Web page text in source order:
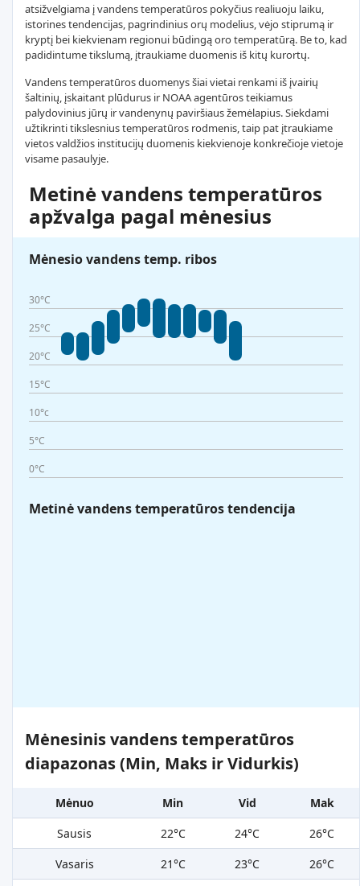
atsižvelgiama į vandens temperatūros pokyčius realiuoju laiku,
istorines tendencijas, pagrindinius orų modelius, vėjo stiprumą ir
kryptį bei kiekvienam regionui būdingą oro temperatūrą. Be to, kad
padidintume tikslumą, įtraukiame duomenis iš kitų kurortų.
Vandens temperatūros duomenys šiai vietai renkami iš įvairių
šaltinių, įskaitant plūdurus ir NOAA agentūros teikiamus
palydovinius jūrų ir vandenynų paviršiaus žemėlapius. Siekdami
užtikrinti tikslesnius temperatūros rodmenis, taip pat įtraukiame
vietos valdžios institucijų duomenis kiekvienoje konkrečioje vietoje
visame pasaulyje.
Metinė vandens temperatūros
apžvalga pagal mėnesius
Mėnesio vandens temp. ribos
30°C
25°C
20°C
15°C
10°c
5°C
0°C
Metinė vandens temperatūros tendencija
Mėnesinis vandens temperatūros
diapazonas (Min, Maks ir Vidurkis)
Mėnuo Min Vid
Mak
Sausis
22°C 24°C
26°C
Vasaris
21°C 23°C
26°C